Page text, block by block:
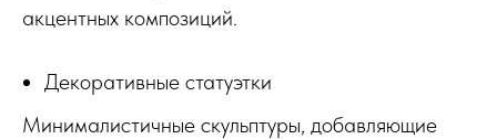
акцентных композиций.
Декоративные статуэтки
Минималистичные скульптуры, добавляющие